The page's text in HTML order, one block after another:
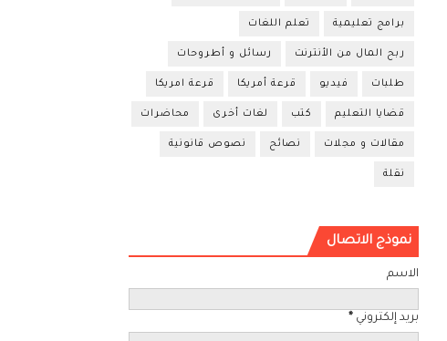
برامج تعليمية تعلم اللغات
ربح المال من الأنترنت رسائل و أطروحات
طلبات فيديو قرعة أمريكا قرعة امريكا
قضايا التعليم كتب لغات أخرى محاضرات
مقالات و مجلات نصائح نصوص قانونية
نقلة
نموذج الاتصال
الاسم
بريد إلكتروني *